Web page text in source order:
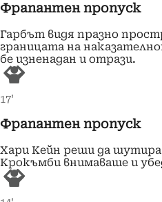
Фрапантен пропуск
Гарбът видя празно
границата на
бе изненадан и отрази.
17'
Фрапантен пропуск
Хари Кейн реши да
Крокъмби внимаваше и